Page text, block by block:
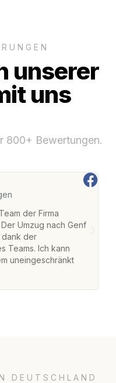
unserer
uns
800+ Bewertungen.
der Firma
Umzug nach Genf
dank der
Teams. Ich kann
uneingeschränkt
DEUTSCHLAND